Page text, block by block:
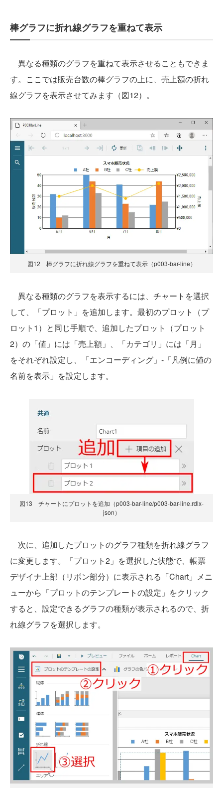
棒グラフに折れ線グラフを重ねて表示
異なる種類のグラフを重ねて表示させることもできま
す。ここでは販売台数の棒グラフの上に、売上額の折れ
線グラフを表示させてみます（図12）。
図12 棒グラフに折れ線グラフを重ねて表示（p003-bar-line）
異なる種類のグラフを表示するには、チャートを選択
して、「プロット」を追加します。最初のプロット（プ
ロット1）と同じ手順で、追加したプロット（プロット
2）の「値」には「売上額」、「カテゴリ」には「月」
をそれぞれ設定し、「エンコーディング」-「凡例に値の
名前を表示」を設定します。
図13 チャートにプロットを追加（p003-bar-line/p003-bar-line.rdlx-
json）
次に、追加したプロットのグラフ種類を折れ線グラフ
に変更します。「プロット2」を選択した状態で、帳票
デザイナ上部（リボン部分）に表示される「Chart」メニ
ューから「プロットのテンプレートの設定」をクリック
すると、設定できるグラフの種類が表示されるので、折
れ線グラフを選択します。